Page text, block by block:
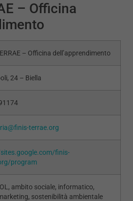
– Officina
– Officina dell’apprendimento
24 – Biella
terrae.org
finis-
program
ambito sociale, informatico,
sostenibilità ambientale